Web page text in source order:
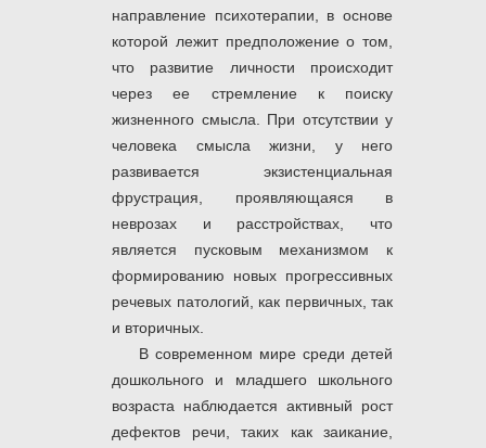
направление психотерапии, в основе
которой лежит предположение о том,
что развитие личности происходит
через ее стремление к поиску
жизненного смысла. При отсутствии у
человека смысла жизни, у него
развивается экзистенциальная
фрустрация, проявляющаяся в
неврозах и расстройствах, что
является пусковым механизмом к
формированию новых прогрессивных
речевых патологий, как первичных, так
и вторичных.
В современном мире среди детей
дошкольного и младшего школьного
возраста наблюдается активный рост
дефектов речи, таких как заикание,